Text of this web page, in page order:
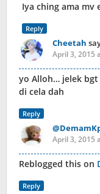
Iya ching ama mv
Reply
Cheetah
April 3, 2015
yo Alloh… jelek bgt
di cela dah
Reply
April 3, 2015
Reblogged this on
Reply